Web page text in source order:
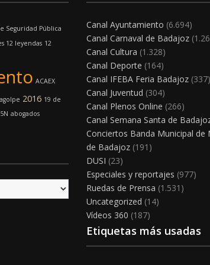
Seguridad Pública
12 leyendas 12
ACAEX
2016 19 de
abogados
Canal Ayuntamiento (6.694)
Canal Carnaval de Badajoz
Canal Cultura (1.328)
Canal Deporte (164)
Canal IFEBA Feria Badajoz (337)
Canal Juventud (304)
Canal Plenos Online (266)
Canal Semana Santa de
Conciertos Banda Municipal de
de Badajoz (191)
DUSI (23)
Especiales y reportajes (977)
Ruedas de Prensa (1.531)
Uncategorized (14)
Vídeos 360 (187)
Etiquetas más usadas